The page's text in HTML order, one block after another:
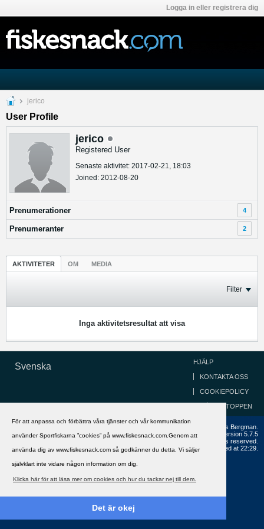
För att anpassa och förbättra våra tjänster och vår kommunikation
använder Sportfiskarna ”cookies” på www.fiskesnack.com.Genom att
använda dig av www.fiskesnack.com så godkänner du detta. Vi säljer
självklart inte vidare någon information om dig.
Klicka här för att läsa mer om cookies och hur du tackar nej till dem.
Det är okej
Logga in eller registrera dig
jerico
User Profile
jerico
Registered User
Senaste aktivitet: 2017-02-21, 18:03
Joined: 2012-08-20
Prenumerationer 4
Prenumeranter 2
AKTIVITETER OM MEDIA
Filter
Inga aktivitetsresultat att visa
Svenska HJÄLP
KONTAKTA OSS
COOKIEPOLICY
GÅ TILL TOPPEN
Copyright ©2002 - 2021, FiskeSnack.com. Grundad 2002 av Anders Bergman.
Powered byvBulletin®
Version 5.7.5
Copyright © 2026 MH Sub I, LLC dba vBulletin. All rights reserved.
All times are GMT+1. This page was generated at 22:29.